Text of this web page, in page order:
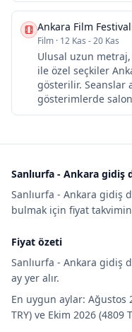
Ankara Film
Film · 12 Kas - 20 Kas
Ulusal uzun metraj,
ile özel seçkiler
gösterilir. Seanslar
gösterimlerde
Sanlıurfa - Ankara gidiş
Sanlıurfa - Ankara gidiş
bulmak için fiyat
Fiyat özeti
Sanlıurfa - Ankara gidiş
ay yer alır.
En uygun aylar: Ağustos
TRY) ve Ekim 2026 (4809